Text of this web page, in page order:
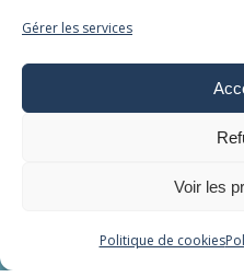
Gérer les services
Voir les
Politique de cookies
Lit